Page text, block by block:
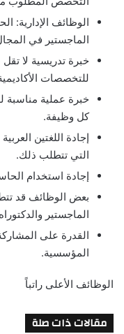
الوظائف الإدارية:
الماجستير في
للتخصصات
خبرة عملية مناسبة
كل وظيفة.
إجادة اللغتين
التي تتطلب ذلك.
إجادة استخدام
بعض الوظائف قد
الماجستير
القدرة على
المؤسسية.
الوظائف الأعلى راتباً
مقالات ذات صلة